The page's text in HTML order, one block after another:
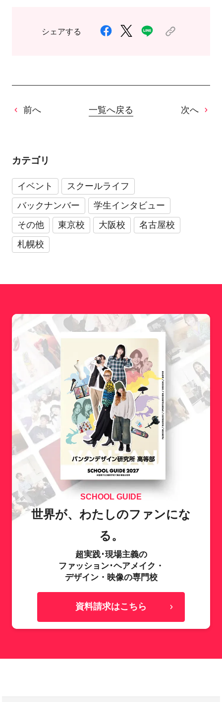
シェアする
前へ 一覧へ戻る 次へ
カテゴリ
イベント
スクールライフ
バックナンバー
学生インタビュー
その他
東京校 大阪校
名古屋校
札幌校
SCHOOL GUIDE
世界が、わたしのファンにな
る。
超実践･現場主義の
ファッション･ヘアメイク・
デザイン・映像の専門校
資料請求はこちら